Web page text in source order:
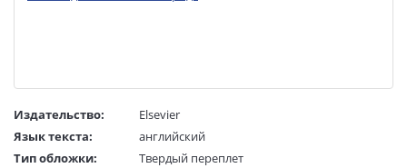
Издательство:
Elsevier
Язык текста:
английский
Тип обложки:
Твердый переплет